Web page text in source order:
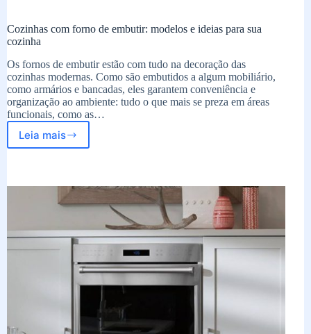
Cozinhas com forno de embutir: modelos e ideias para sua
cozinha
Os fornos de embutir estão com tudo na decoração das
cozinhas modernas. Como são embutidos a algum mobiliário,
como armários e bancadas, eles garantem conveniência e
organização ao ambiente: tudo o que mais se preza em áreas
funcionais, como as…
Leia maisCozinhas
embutir:
modelos
ideias
para
cozinha